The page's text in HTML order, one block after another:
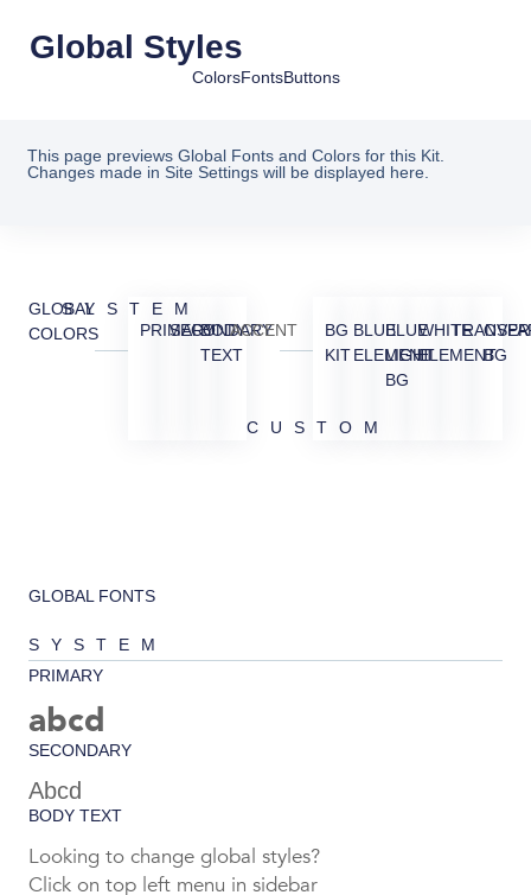
Global Styles
ColorsFontsButtons
This page previews Global Fonts and Colors for this Kit.
Changes made in Site Settings will be displayed here.
GLOBAL
COLORS
SYSTEM
PRIMARY
SECONDARY
BODY
TEXT
ACCENT
CUSTOM
BG
KIT
BLUE
ELEMENT
BLUE
LIGHT
BG
WHITE
ELEMENTBG
GLOBAL FONTS
SYSTEM
PRIMARY
abcd
SECONDARY
Abcd
BODY TEXT
Looking to change global styles?
Click on top left menu in sidebar